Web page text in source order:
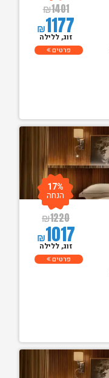
₪1401
₪1177
זוג, ללילה
פרטים
₪1220
₪1017
17%
הנחה
זוג, ללילה
פרטים